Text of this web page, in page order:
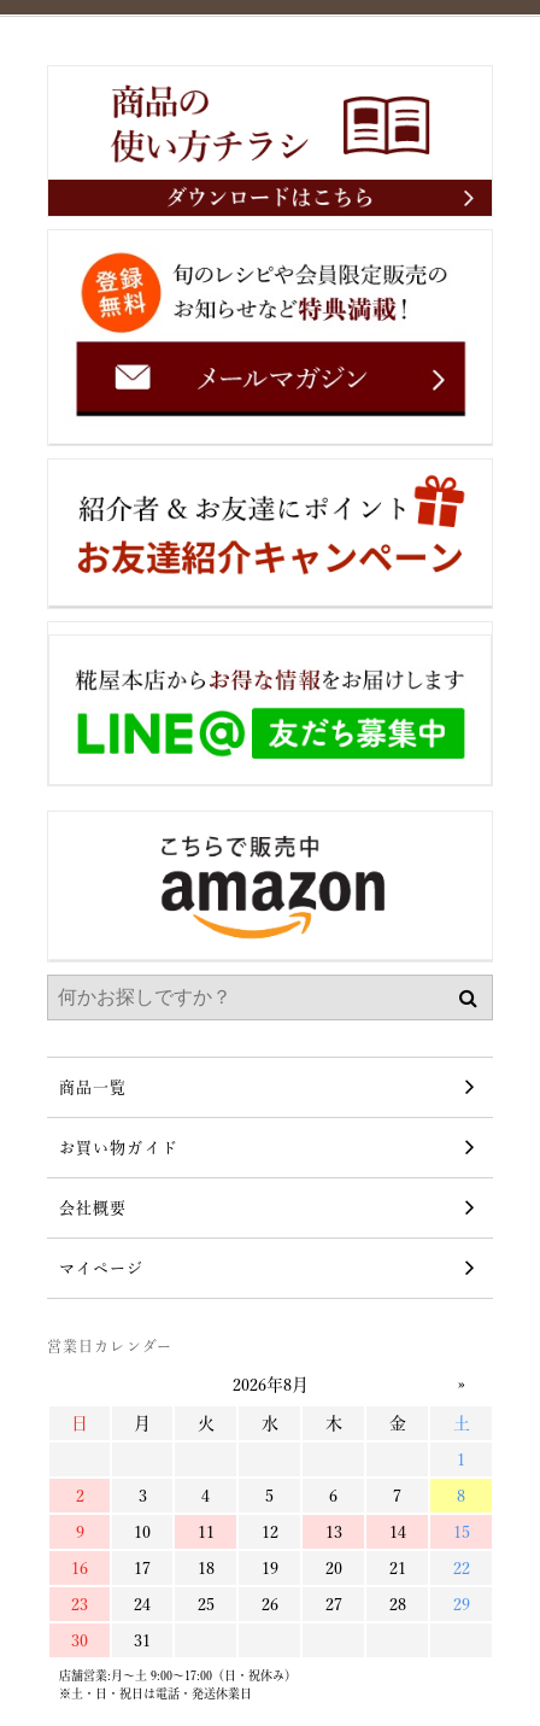
商品一覧
お買い物ガイド
会社概要
マイページ
営業日カレンダー